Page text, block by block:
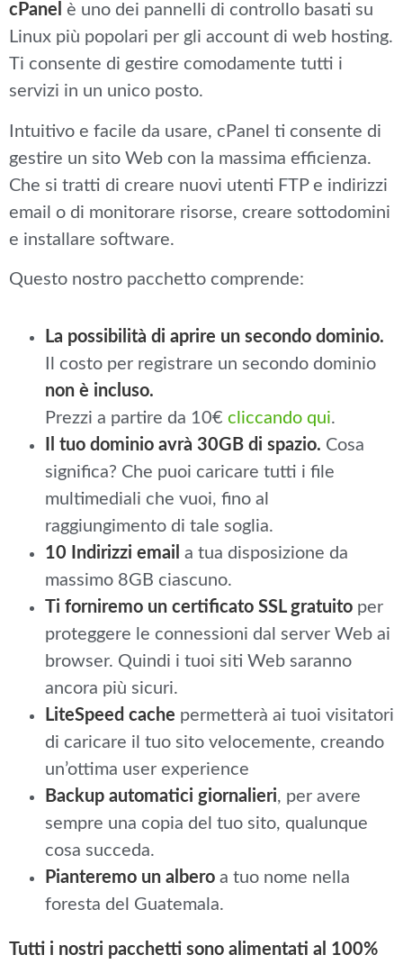
cPanel è uno dei pannelli di controllo basati su
Linux più popolari per gli account di web hosting.
Ti consente di gestire comodamente tutti i
servizi in un unico posto.
Intuitivo e facile da usare, cPanel ti consente di
gestire un sito Web con la massima efficienza.
Che si tratti di creare nuovi utenti FTP e indirizzi
email o di monitorare risorse, creare sottodomini
e installare software.
Questo nostro pacchetto comprende:
La possibilità di aprire un secondo dominio.
Il costo per registrare un secondo dominio
non è incluso.
Prezzi a partire da 10€ cliccando qui.
Il tuo dominio avrà 30GB di spazio. Cosa
significa? Che puoi caricare tutti i file
multimediali che vuoi, fino al
raggiungimento di tale soglia.
10 Indirizzi email a tua disposizione da
massimo 8GB ciascuno.
Ti forniremo un certificato SSL gratuito per
proteggere le connessioni dal server Web ai
browser. Quindi i tuoi siti Web saranno
ancora più sicuri.
LiteSpeed cache permetterà ai tuoi visitatori
di caricare il tuo sito velocemente, creando
un’ottima user experience
Backup automatici giornalieri, per avere
sempre una copia del tuo sito, qualunque
cosa succeda.
Pianteremo un albero a tuo nome nella
foresta del Guatemala.
Tutti i nostri pacchetti sono alimentati al 100%